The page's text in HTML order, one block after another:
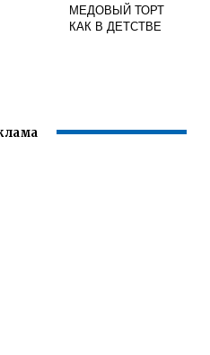
МЕДОВЫЙ ТОРТ
КАК В ДЕТСТВЕ